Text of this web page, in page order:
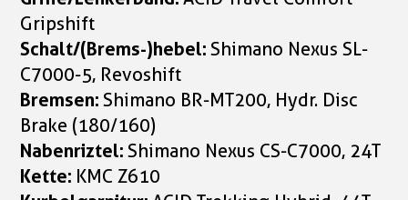
Gripshift
Schalt/(Brems-)hebel:Shimano Nexus SL-
C7000-5, Revoshift
Bremsen:Shimano BR-MT200, Hydr. Disc
Brake (180/160)
Nabenriztel:Shimano Nexus CS-C7000, 24T
Kette: KMC Z610